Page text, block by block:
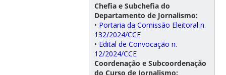
Chefia e Subchefia do
Departamento de Jornalismo:
• Portaria da Comissão Eleitoral n.
132/2024/CCE
• Edital de Convocação n.
12/2024/CCE
Coordenação e Subcoordenação
do Curso de Jornalismo: